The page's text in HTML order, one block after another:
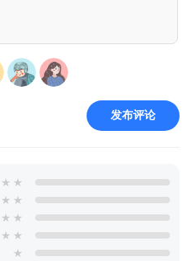
发布评论
★ ★
★ ★
★ ★
★ ★
★